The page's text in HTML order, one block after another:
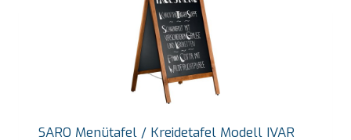
SARO Menütafel / Kreidetafel Modell IVAR